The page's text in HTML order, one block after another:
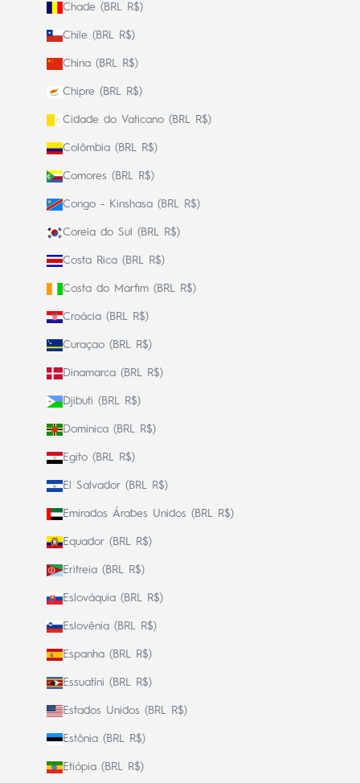
Chade (BRL R$)
Chile (BRL R$)
China (BRL R$)
Chipre (BRL R$)
Cidade do Vaticano (BRL R$)
Colômbia (BRL R$)
Comores (BRL R$)
Congo - Kinshasa (BRL R$)
Coreia do Sul (BRL R$)
Costa Rica (BRL R$)
Costa do Marfim (BRL R$)
Croácia (BRL R$)
Curaçao (BRL R$)
Dinamarca (BRL R$)
Djibuti (BRL R$)
Dominica (BRL R$)
Egito (BRL R$)
El Salvador (BRL R$)
Emirados Árabes Unidos (BRL R$)
Equador (BRL R$)
Eritreia (BRL R$)
Eslováquia (BRL R$)
Eslovênia (BRL R$)
Espanha (BRL R$)
Essuatíni (BRL R$)
Estados Unidos (BRL R$)
Estônia (BRL R$)
Etiópia (BRL R$)